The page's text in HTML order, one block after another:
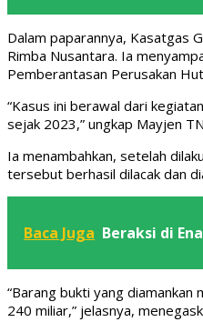
Dalam paparannya, Kasatgas
Rimba Nusantara. Ia
Pemberantasan Perusakan
“Kasus ini berawal dari
sejak 2023,” ungkap Mayjen
Ia menambahkan, setelah
tersebut berhasil dilacak dan
Baca Juga Beraksi di
“Barang bukti yang
240 miliar,” jelasnya,